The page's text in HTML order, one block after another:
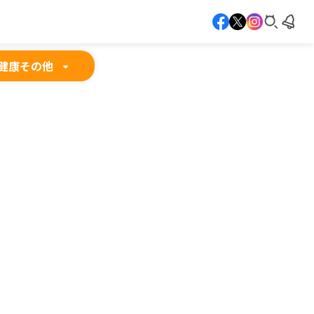
康その他